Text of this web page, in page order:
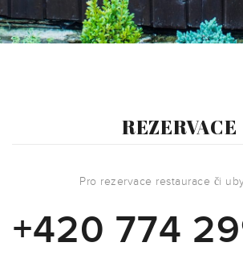
REZERVACE
Pro rezervace restaurace či
+420 774